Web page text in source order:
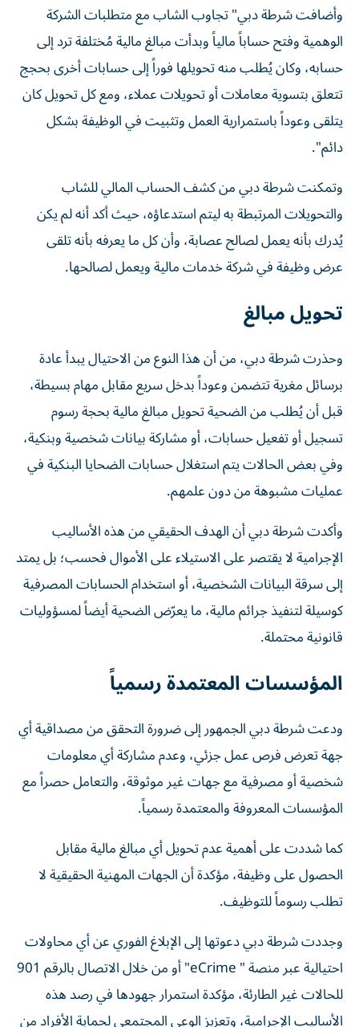
وأضافت شرطة دبي" تجاوب الشاب مع متطلبات الشركة
الوهمية وفتح حساباً مالياً وبدأت مبالغ مالية مُختلفة ترد إلى
حسابه، وكان يُطلب منه تحويلها فوراً إلى حسابات أخرى بحجج
تتعلق بتسوية معاملات أو تحويلات عملاء، ومع كل تحويل كان
يتلقى وعوداً باستمرارية العمل وتثبيت في الوظيفة بشكل
دائم".
وتمكنت شرطة دبي من كشف الحساب المالي للشاب
والتحويلات المرتبطة به ليتم استدعاؤه، حيث أكد أنه لم يكن
يُدرك بأنه يعمل لصالح عصابة، وأن كل ما يعرفه بأنه تلقى
عرض وظيفة في شركة خدمات مالية ويعمل لصالحها.
تحويل مبالغ
وحذرت شرطة دبي، من أن هذا النوع من الاحتيال يبدأ عادة
برسائل مغرية تتضمن وعوداً بدخل سريع مقابل مهام بسيطة،
قبل أن يُطلب من الضحية تحويل مبالغ مالية بحجة رسوم
تسجيل أو تفعيل حسابات، أو مشاركة بيانات شخصية وبنكية،
وفي بعض الحالات يتم استغلال حسابات الضحايا البنكية في
عمليات مشبوهة من دون علمهم.
وأكدت شرطة دبي أن الهدف الحقيقي من هذه الأساليب
الإجرامية لا يقتصر على الاستيلاء على الأموال فحسب؛ بل يمتد
إلى سرقة البيانات الشخصية، أو استخدام الحسابات المصرفية
كوسيلة لتنفيذ جرائم مالية، ما يعرّض الضحية أيضاً لمسؤوليات
قانونية محتملة.
المؤسسات المعتمدة رسمياً
ودعت شرطة دبي الجمهور إلى ضرورة التحقق من مصداقية أي
جهة تعرض فرص عمل جزئي، وعدم مشاركة أي معلومات
شخصية أو مصرفية مع جهات غير موثوقة، والتعامل حصراً مع
المؤسسات المعروفة والمعتمدة رسمياً.
كما شددت على أهمية عدم تحويل أي مبالغ مالية مقابل
الحصول على وظيفة، مؤكدة أن الجهات المهنية الحقيقية لا
تطلب رسوماً للتوظيف.
وجددت شرطة دبي دعوتها إلى الإبلاغ الفوري عن أي محاولات
احتيالية عبر منصة " eCrime" أو من خلال الاتصال بالرقم 901
للحالات غير الطارئة، مؤكدة استمرار جهودها في رصد هذه